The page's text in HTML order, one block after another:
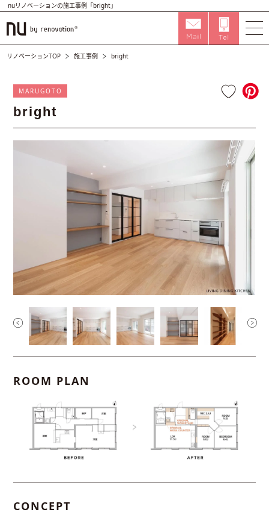
nuリノベーションの施工事例「bright」
リノベーションTOP 施工事例 bright
MARUGOTO
bright
ROOM PLAN
CONCEPT